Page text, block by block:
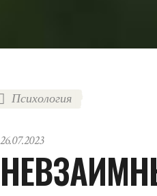
Психология
26.07.2023